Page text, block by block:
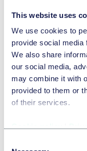
This website uses
We use cookies to
provide social media
We also share
our social media,
may combine it with
provided to them or
of their services.
Taylor
Übernahme
16. Januar 2023